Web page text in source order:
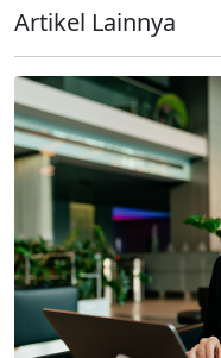
Artikel Lainnya